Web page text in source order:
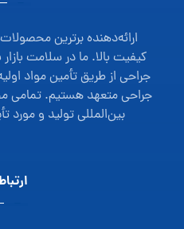
ارائه‌دهنده برترین
کیفیت بالا. ما در سلامت
جراحی از طریق تأمین مواد
جراحی متعهد هستیم. تمامی
بین‌المللی تولید و مورد